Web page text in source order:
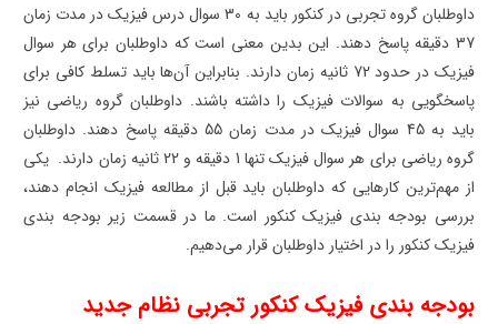
داوطلبان گروه تجربی در کنکور باید به 30 سوال درس فیزیک در مدت زمان
37 دقیقه پاسخ دهند. این بدین معنی است که داوطلبان برای هر سوال
فیزیک در حدود 72 ثانیه زمان دارند. بنابراین آن‌ها باید تسلط کافی برای
پاسخگویی به سوالات فیزیک را داشته باشند. داوطلبان گروه ریاضی نیز
باید به 45 سوال فیزیک در مدت زمان 55 دقیقه پاسخ دهند. داوطلبان
گروه ریاضی برای هر سوال فیزیک تنها 1 دقیقه و 22 ثانیه زمان دارند. یکی
از مهم‌ترین کارهایی که داوطلبان باید قبل از مطالعه فیزیک انجام دهند،
بررسی بودجه بندی فیزیک کنکور است. ما در قسمت زیر بودجه بندی
فیزیک کنکور را در اختیار داوطلبان قرار می‌دهیم.
بودجه بندی فیزیک کنکور تجربی نظام جدید